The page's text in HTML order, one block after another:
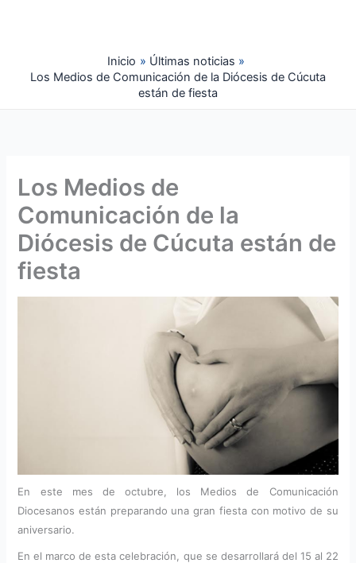
Inicio
Últimas noticias
Los Medios de Comunicación de la Diócesis de Cúcuta
están de fiesta
Los Medios de
Comunicación de la
Diócesis de Cúcuta están de
fiesta
En este mes de octubre, los Medios de Comunicación
Diocesanos están preparando una gran fiesta con motivo de su
aniversario.
En el marco de esta celebración, que se desarrollará del 15 al 22